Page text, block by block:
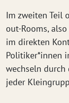
Im zweiten Teil
out-Rooms,
im direkten
Politiker*innen
wechseln
jeder